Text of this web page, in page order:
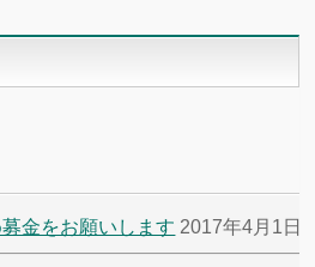
金をお願いします 2017年4月1日